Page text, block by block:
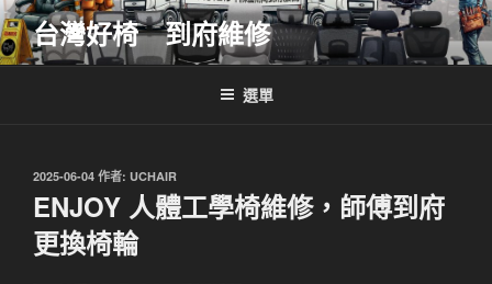
跳
至
主
台灣好椅 到府維修
選單
發
佈
於
2025-06-04 作者: UCHAIR
ENJOY 人體工學椅維修，師傅到府
更換椅輪